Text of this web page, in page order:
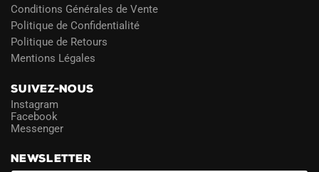
Conditions Générales de Vente
Politique de Confidentialité
Politique de Retours
Mentions Légales
SUIVEZ-NOUS
Instagram
Facebook
Messenger
NEWSLETTER